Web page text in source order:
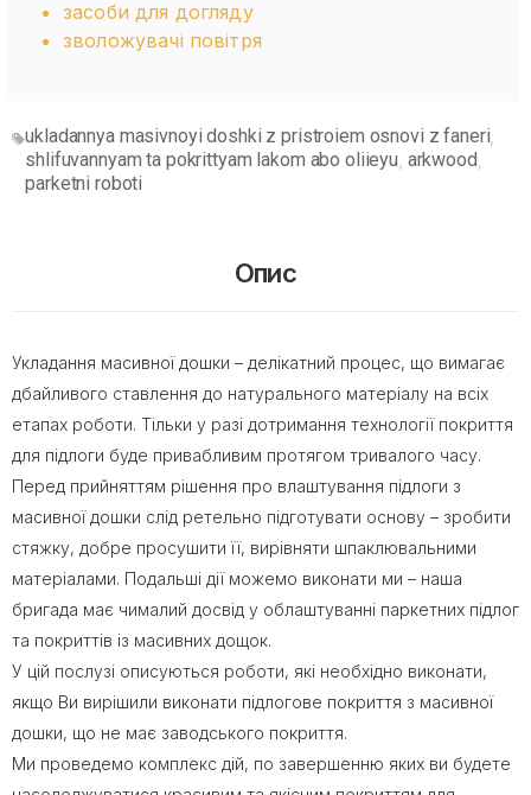
засоби для догляду
зволожувачі повітря
ukladannya masivnoyi doshki z pristroiem osnovi z faneri
shlifuvannyam ta pokrittyam lakom abo oliieyu arkwood
parketni roboti
Опис
Укладання масивної дошки – делікатний процес, що вимагає
дбайливого ставлення до натурального матеріалу на всіх
етапах роботи. Тільки у разі дотримання технології покриття
для підлоги буде привабливим протягом тривалого часу.
Перед прийняттям рішення про влаштування підлоги з
масивної дошки слід ретельно підготувати основу – зробити
стяжку, добре просушити її, вирівняти шпаклювальними
матеріалами. Подальші дії можемо виконати ми – наша
бригада має чималий досвід у облаштуванні паркетних підлог
та покриттів із масивних дощок.
У цій послузі описуються роботи, які необхідно виконати,
якщо Ви вирішили виконати підлогове покриття з масивної
дошки, що не має заводського покриття.
Ми проведемо комплекс дій, по завершенню яких ви будете